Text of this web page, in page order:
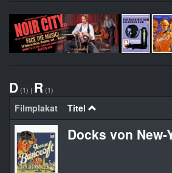
D (1) | R (1)
Filmplakat Titel
Docks von New-